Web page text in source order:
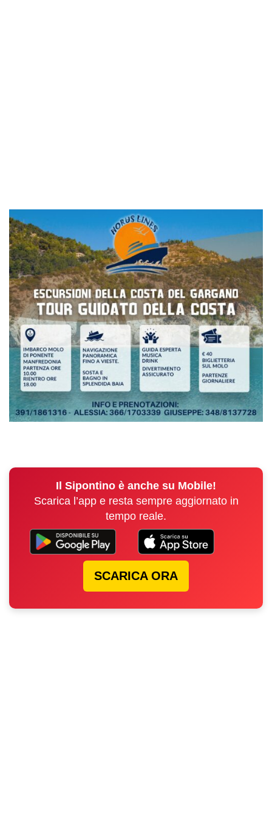
Il Sipontino è anche su Mobile!
Scarica l’app e resta sempre aggiornato in
tempo reale.
SCARICA ORA